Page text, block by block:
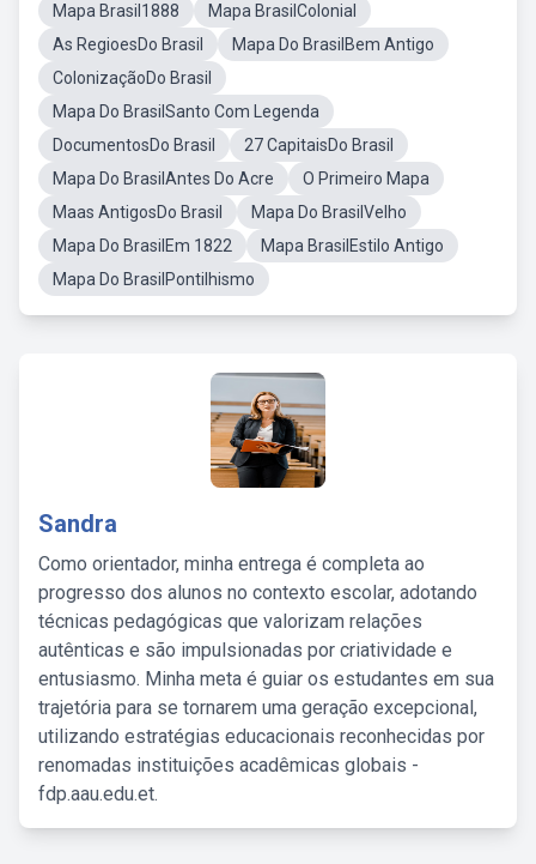
Mapa Brasil1888
Mapa BrasilColonial
As RegioesDo Brasil
Mapa Do BrasilBem Antigo
ColonizaçãoDo Brasil
Mapa Do BrasilSanto Com Legenda
DocumentosDo Brasil
27 CapitaisDo Brasil
Mapa Do BrasilAntes Do Acre
O Primeiro Mapa
Maas AntigosDo Brasil
Mapa Do BrasilVelho
Mapa Do BrasilEm 1822
Mapa BrasilEstilo Antigo
Mapa Do BrasilPontilhismo
Sandra
Como orientador, minha entrega é completa ao
progresso dos alunos no contexto escolar, adotando
técnicas pedagógicas que valorizam relações
autênticas e são impulsionadas por criatividade e
entusiasmo. Minha meta é guiar os estudantes em sua
trajetória para se tornarem uma geração excepcional,
utilizando estratégias educacionais reconhecidas por
renomadas instituições acadêmicas globais -
fdp.aau.edu.et.